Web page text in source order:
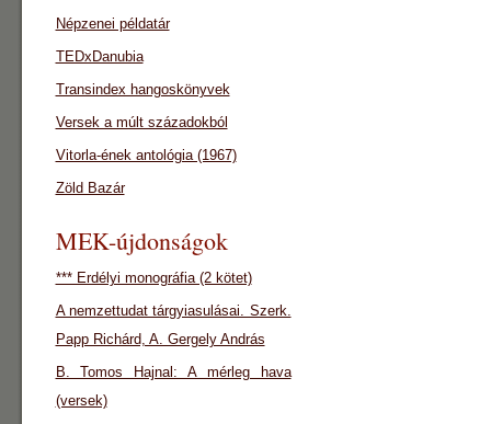
Népzenei példatár
TEDxDanubia
Transindex hangoskönyvek
Versek a múlt századokból
Vitorla-ének antológia (1967)
Zöld Bazár
MEK-újdonságok
*** Erdélyi monográfia (2 kötet)
A nemzettudat tárgyiasulásai. Szerk.
Papp Richárd, A. Gergely András
B. Tomos Hajnal: A mérleg hava
(versek)